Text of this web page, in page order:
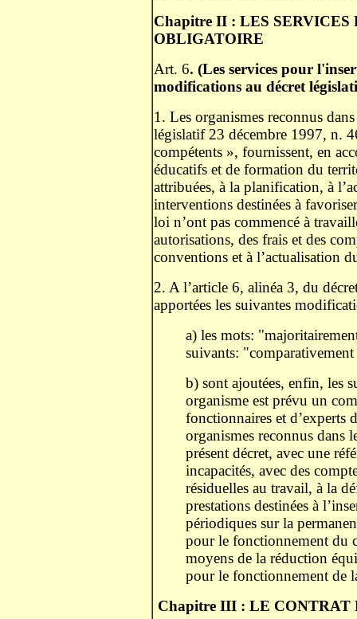
Chapitre II : LES
OBLIGATOIRE
Art. 6. (Les services pour
modifications au décret
1. Les organismes reconnus
législatif 23 décembre 1997, n.
compétents », fournissent, en
éducatifs et de formation du
attribuées, à la planification, à
interventions destinées à
loi n’ont pas commencé à
autorisations, des frais et des
conventions et à l’actualisation
2. A l’article 6, alinéa 3, du
apportées les suivantes
a) les mots:
suivants:
b) sont ajoutées, enfin, les
organisme est prévu un
fonctionnaires et d’experts
organismes reconnus dans
présent décret, avec une
incapacités, avec des
résiduelles au travail, à la
prestations destinées à
périodiques sur la
pour le fonctionnement du
moyens de la réduction
pour le fonctionnement de
Chapitre III : LE CONTRAT